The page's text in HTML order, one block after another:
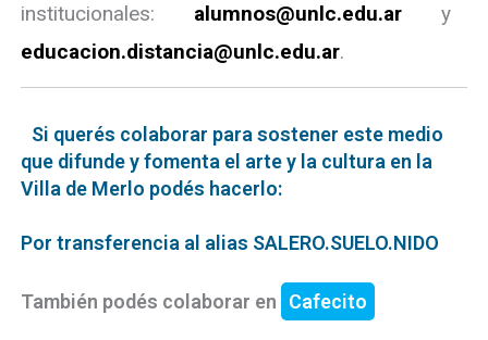
institucionales: alumnos@unlc.edu.ar y
educacion.distancia@unlc.edu.ar.
Si querés colaborar para sostener este medio
que difunde y fomenta el arte y la cultura en la
Villa de Merlo podés hacerlo:
Por transferencia al alias SALERO.SUELO.NIDO
También podés colaborar en Cafecito